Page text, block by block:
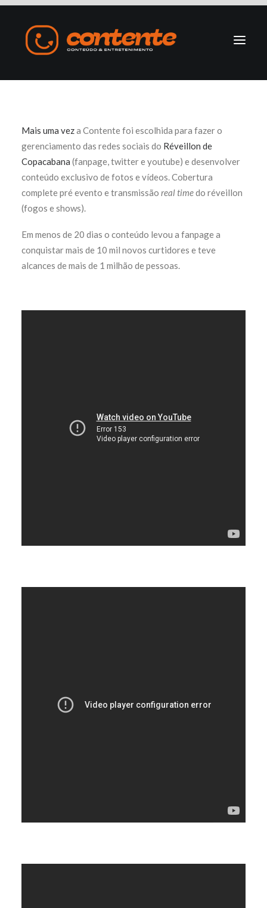
Manifesto
Mais uma veza Contente foi escolhida para fazer o
gerenciamento das redes sociais do Réveillon de
Copacabana (fanpage, twitter e youtube) e desenvolver
conteúdo exclusivo de fotos e vídeos. Cobertura
complete pré evento e transmissão real timedo réveillon
(fogos e shows).
Em menos de 20 dias o conteúdo levou a fanpage a
conquistar mais de 10 mil novos curtidores e teve
alcances de mais de 1 milhão de pessoas.